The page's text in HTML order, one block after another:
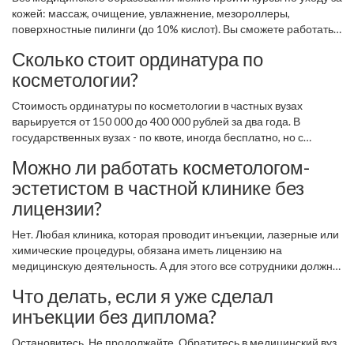
кожей: массаж, очищение, увлажнение, мезороллеры,
поверхностные пилинги (до 10% кислот). Вы сможете работать
инъекции или лазерные процедуры.
Сколько стоит ординатура по
косметологии?
Стоимость ординатуры по косметологии в частных вузах
варьируется от 150 000 до 400 000 рублей за два года. В
государственных вузах - по квоте, иногда бесплатно, но с
государственная аккредитация.
Можно ли работать косметологом-
эстетистом в частной клинике без
лицензии?
Нет. Любая клиника, которая проводит инъекции, лазерные или
химические процедуры, обязана иметь лицензию на
медицинскую деятельность. А для этого все сотрудники должны
нелегально и опасно.
Что делать, если я уже сделал
инъекции без диплома?